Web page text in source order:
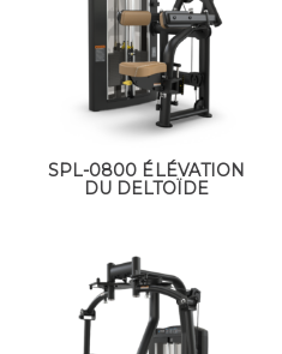
SPL-0800 ÉLÉVATION
DU DELTOÏDE